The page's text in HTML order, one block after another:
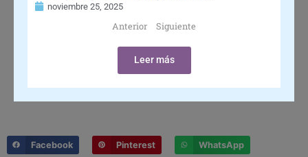
noviembre 25, 2025
Anterior Siguiente
Leer más
Facebook Pinterest WhatsApp